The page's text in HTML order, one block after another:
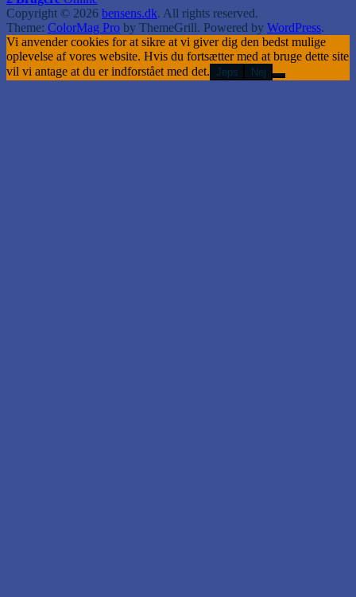
Copyright © 2026 bensens.dk. All rights reserved.
Theme: ColorMag Pro by ThemeGrill. Powered by WordPress.
Vi anvender cookies for at sikre at vi giver dig den bedst mulige
oplevelse af vores website. Hvis du fortsætter med at bruge dette site
vil vi antage at du er indforstået med det. Jeps Nej